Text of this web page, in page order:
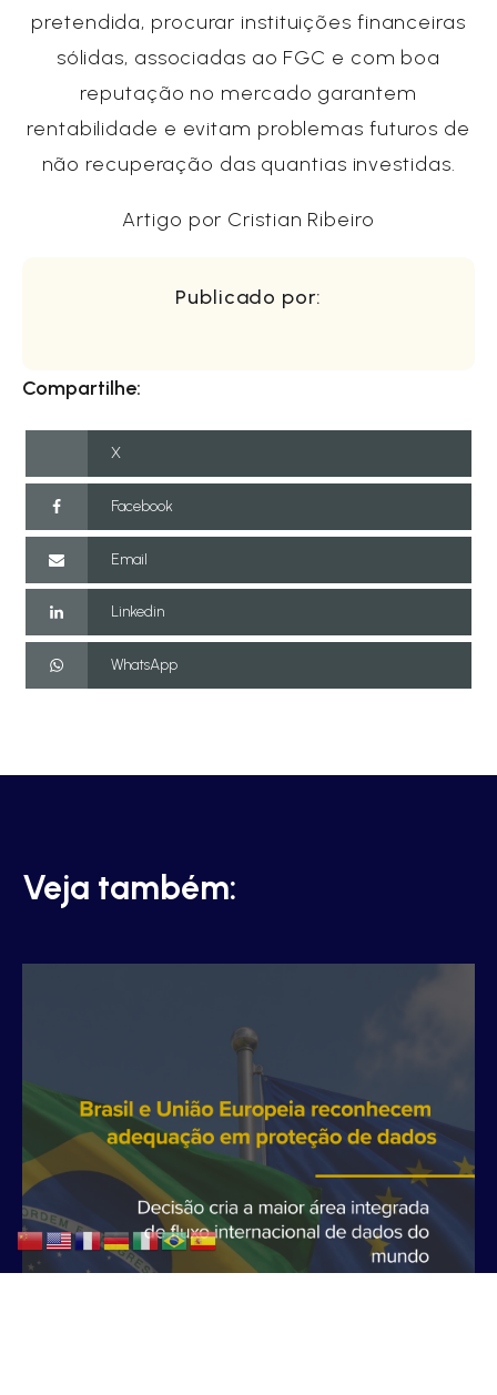
pretendida, procurar instituições financeiras
sólidas, associadas ao FGC e com boa
reputação no mercado garantem
rentabilidade e evitam problemas futuros de
não recuperação das quantias investidas.
Artigo por Cristian Ribeiro
Publicado por:
Compartilhe:
X
Facebook
Email
Linkedin
WhatsApp
Veja também: